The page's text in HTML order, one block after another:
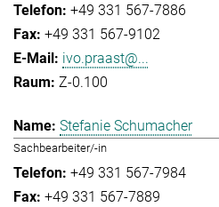
+49 331 567-7886
+49 331 567-9102
ivo.praast@...
Z-0.100
Stefanie Schumacher
Sachbearbeiter/-in
+49 331 567-7984
+49 331 567-7889